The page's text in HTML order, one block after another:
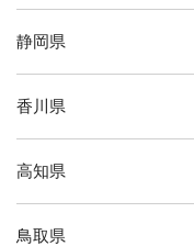
静岡県
香川県
高知県
鳥取県